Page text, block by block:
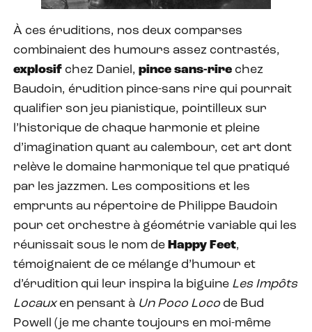
À ces éruditions, nos deux comparses
combinaient des humours assez contrastés,
explosif chez Daniel, pince sans-rire chez
Baudoin, érudition pince-sans rire qui pourrait
qualifier son jeu pianistique, pointilleux sur
l’historique de chaque harmonie et pleine
d’imagination quant au calembour, cet art dont
relève le domaine harmonique tel que pratiqué
par les jazzmen. Les compositions et les
emprunts au répertoire de Philippe Baudoin
pour cet orchestre à géométrie variable qui les
réunissait sous le nom de Happy Feet,
témoignaient de ce mélange d’humour et
d’érudition qui leur inspira la biguine Les Impôts
Locauxen pensant à Un Poco Loco de Bud
Powell (je me chante toujours en moi-même